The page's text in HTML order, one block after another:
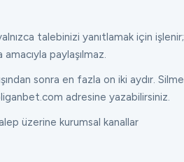
talebinizi yanıtlamak için işlenir;
paylaşılmaz.
sonra en fazla on iki aydır. Silme
adresine yazabilirsiniz.
üzerine kurumsal kanallar